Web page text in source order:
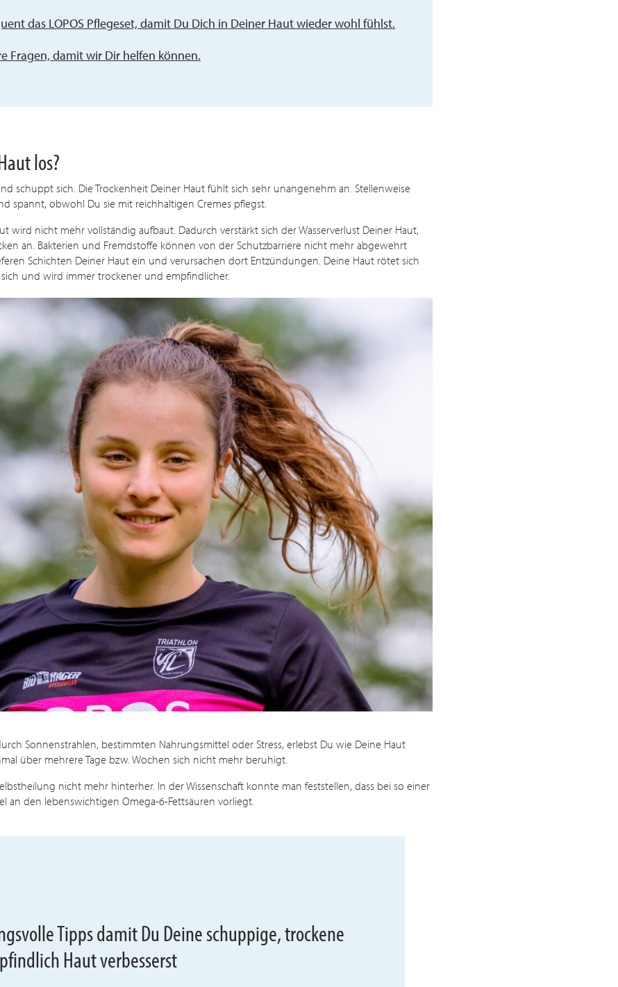
das LOPOS Pflegeset, damit Du Dich in Deiner Haut wieder wohl fühlst.
Fragen, damit wir Dir helfen können.
los?
schuppt sich. Die Trockenheit Deiner Haut fühlt sich sehr unangenehm an. Stellenweise
spannt, obwohl Du sie mit reichhaltigen Cremes pflegst.
wird nicht mehr vollständig aufbaut. Dadurch verstärkt sich der Wasserverlust Deiner Haut,
an. Bakterien und Fremdstoffe können von der Schutzbarriere nicht mehr abgewehrt
Schichten Deiner Haut ein und verursachen dort Entzündungen. Deine Haut rötet sich
und wird immer trockener und empfindlicher.
Sonnenstrahlen, bestimmten Nahrungsmittel oder Stress, erlebst Du wie Deine Haut
über mehrere Tage bzw. Wochen sich nicht mehr beruhigt.
nicht mehr hinterher. In der Wissenschaft konnte man feststellen, dass bei so einer
an den lebenswichtigen Omega-6-Fettsäuren vorliegt.
Tipps damit Du Deine schuppige, trockene
Haut verbesserst